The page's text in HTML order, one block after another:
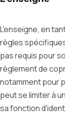
L'enseigne, en
règles
pas requis pour
règlement de
notamment pour
peut se limiter à
sa fonction